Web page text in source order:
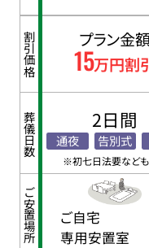
割引価格
葬儀日数
ご安置場所
プラン金額
15万円割
2日間
通夜 告別式
※初七日法要など
ご自宅
専用安置室